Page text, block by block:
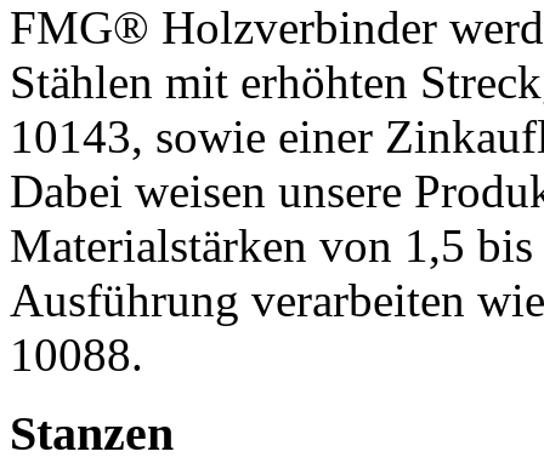
FMG® Holzverbinder
Stählen mit erhöhten
10143, sowie einer
Dabei weisen unsere
Materialstärken von 1,5
Ausführung verarbeiten
10088.
Stanzen